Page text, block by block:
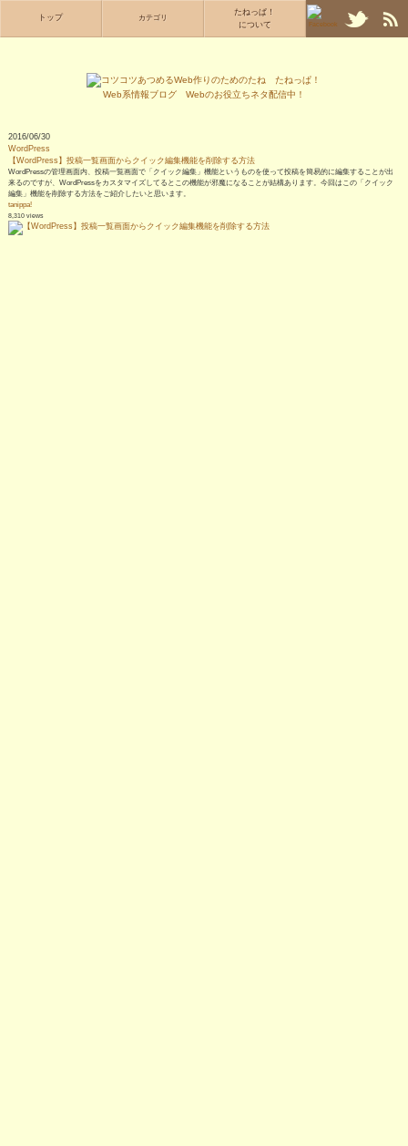
トップ カテゴリ
たねっぱ！
について
2016/06/30
WordPress
【WordPress】投稿一覧画面からクイック編集機能を削除する方法
WordPressの管理画面内、投稿一覧画面で「クイック編集」機能というものを使って投稿を簡易的に編集することが出
来るのですが、WordPressをカスタマイズしてるとこの機能が邪魔になることが結構あります。今回はこの「クイック
編集」機能を削除する方法をご紹介したいと思います。
tanippa!
8,310 views